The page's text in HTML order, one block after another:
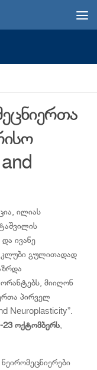
ილიას
ივანე
კლუბი გულითადად
მიიღონ
პირველ
Neuroplasticity”.
23 ოქტომბერს,